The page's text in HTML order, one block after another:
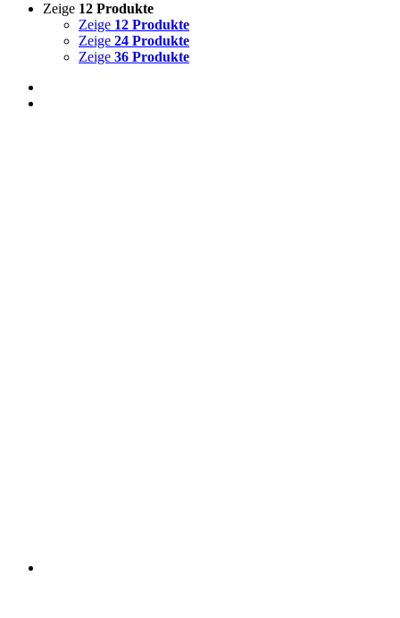
Zeige 12 Produkte
Zeige 12 Produkte
Zeige 24 Produkte
Zeige 36 Produkte